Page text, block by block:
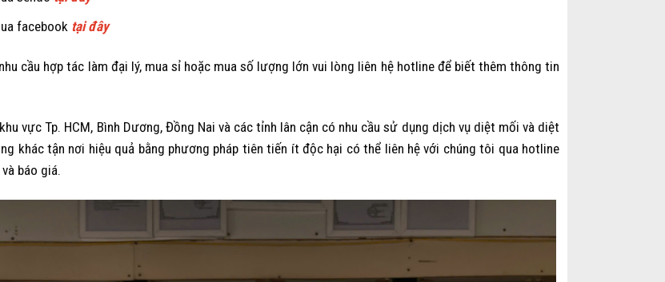
facebook tại đây
cầu hợp tác làm đại lý, mua sỉ hoặc mua số lượng lớn vui lòng liên hệ hotline để biết thêm thông tin
vực Tp. HCM, Bình Dương, Đồng Nai và các tỉnh lân cận có nhu cầu sử dụng dịch vụ diệt mối và diệt
khác tận nơi hiệu quả bằng phương pháp tiên tiến ít độc hại có thể liên hệ với chúng tôi qua hotline
báo giá.